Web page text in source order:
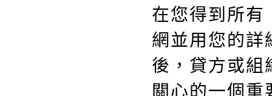
在您得到所
網並用您的詳
後，貸方或
關心的一個